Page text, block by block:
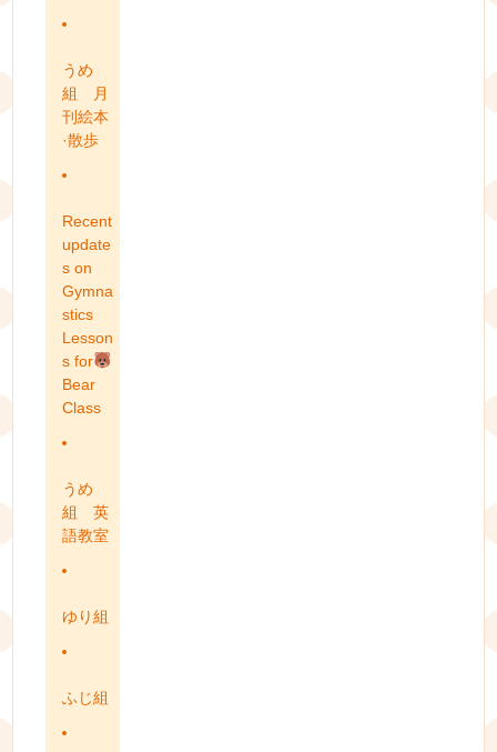
うめ
組 月
刊絵本
·散歩
Recent
update
s on
Gymna
stics
Lesson
s for
Bear
Class
うめ
組 英
語教室
ゆり組
ふじ組